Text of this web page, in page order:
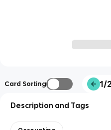
Card Sorting 1/
Description and Tags